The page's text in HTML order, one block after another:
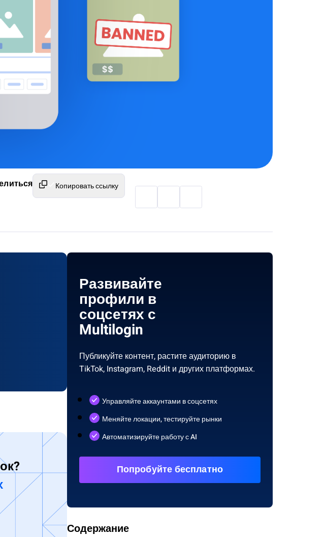
Копировать ссылку
Развивайте
профили в
соцсетях с
Multilogin
Публикуйте контент, растите аудиторию в
TikTok, Instagram, Reddit и других платформах.
Управляйте аккаунтами в соцсетях
Меняйте локации, тестируйте рынки
Автоматизируйте работу с AI
Попробуйте бесплатно
Содержание